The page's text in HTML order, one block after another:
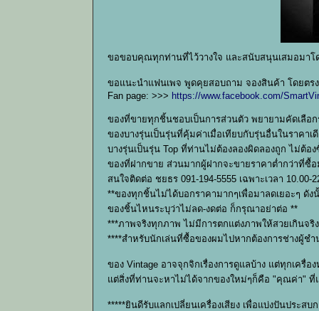
ขอขอบคุณทุกท่านที่ไว้วางใจ และสนับสนุนเสมอมาโ
ขอแนะนำแฟนเพจ พูดคุยสอบถาม จองสินค้า โดยตร
Fan page: >>> https://www.facebook.com/
ของที่ขายทุกชิ้นชอบเป็นการส่วนตัว พยายามคัดเลือ
ของบางรุ่นเป็นรุ่นที่คุ้มค่าเมื่อเทียบกับรุ่นอื่นในราคาเ
บางรุ่นเป็นรุ่น Top ที่ท่านไม่ต้องลองผิดลองถูก ไม่ต้อง
ของที่ฝากขาย ส่วนมากผู้ฝากจะขายราคาต่ำกว่าที่ซื้
สนใจติดต่อ ชยธร 091-194-5555 เฉพาะเวลา
**ของทุกชิ้นไม่ได้บอกราคามากๆเพื่อมาลดเยอะๆ ดัง
ของชิ้นไหนระบุว่าไม่ลด-งดต่อ ก็กรุณาอย่าต่อ **
***ภาพจริงทุกภาพ ไม่มีการตกแต่งภาพให้สวยเกินจ
****สำหรับนักเล่นที่ซื้อของผมไปหากต้องการช่างผู้ช
ของ Vintage อาจจุกจิกเรื่องการดูแลบ้าง แต่ทุกเครื่
แต่สิ่งที่ท่านจะหาไม่ได้จากของใหม่ๆก็คือ "คุณค่า" ที่
*****ยินดีรับแลกเปลี่ยนเครื่องเสียง เพื่อแบ่งปันประส